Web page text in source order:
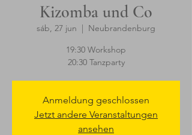
Kizomba und Co
sáb, 27 jun
  |
Neubrandenburg
19:30 Workshop
20:30 Tanzparty
Anmeldung geschlossen
Jetzt andere Veranstaltungen
ansehen